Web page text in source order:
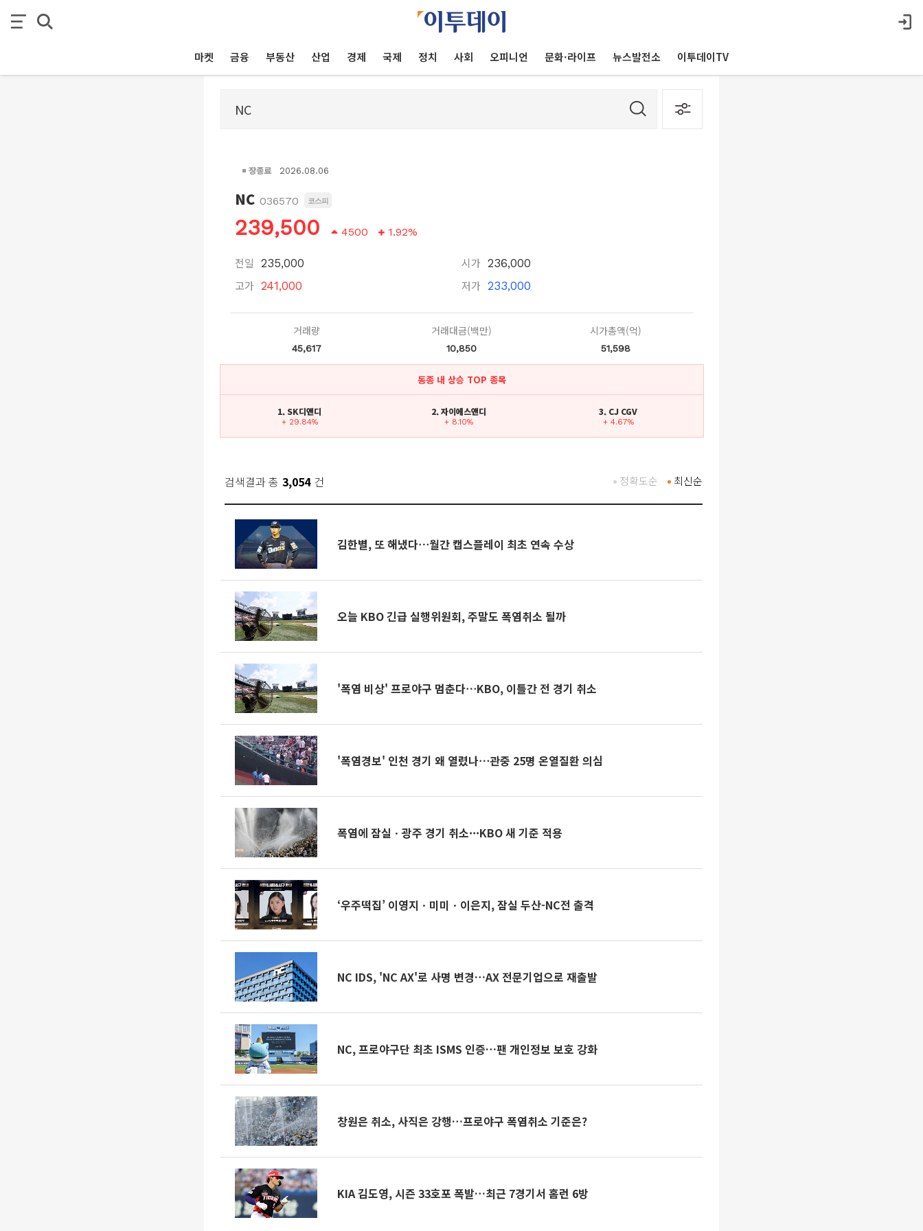
마켓 금융 부동산 산업 경제 국제 정치 사회 오피니언 문화·라이프 뉴스발전소 이투데이TV
장종료 2026.08.06
NC 036570 코스피
239,500 4500 1.92%
전일 235,000
고가 241,000
시가 236,000
저가 233,000
거래량
45,617
거래대금(백만)
10,850
시가총액(억)
51,598
동종 내 상승 TOP 종목
1. SK디앤디
+ 29.84%
2. 자이에스앤디
+ 8.10%
3. CJ CGV
+ 4.67%
검색결과 총 3,054 건 최신순
정확도순
김한별, 또 해냈다⋯월간 캡스플레이 최초 연속 수상
오늘 KBO 긴급 실행위원회, 주말도 폭염취소 될까
'폭염 비상' 프로야구 멈춘다⋯KBO, 이틀간 전 경기 취소
'폭염경보' 인천 경기 왜 열렸나⋯관중 25명 온열질환 의심
폭염에 잠실ㆍ광주 경기 취소···KBO 새 기준 적용
‘우주떡집’ 이영지ㆍ미미ㆍ이은지, 잠실 두산-NC전 출격
NC IDS, 'NC AX'로 사명 변경…AX 전문기업으로 재출발
NC, 프로야구단 최초 ISMS 인증…팬 개인정보 보호 강화
창원은 취소, 사직은 강행…프로야구 폭염취소 기준은?
KIA 김도영, 시즌 33호포 폭발…최근 7경기서 홈런 6방